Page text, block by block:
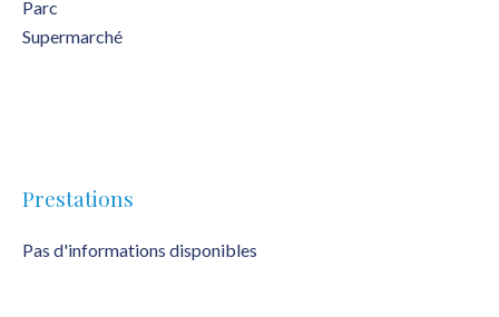
Parc
Supermarché
Prestations
Pas d'informations disponibles